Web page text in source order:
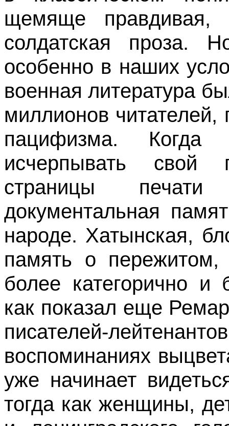
щемяще правдивая,
солдатская
особенно в наших
военная литература
миллионов
пацифизма. Когда
исчерпывать свой
страницы печати
документальная
народе. Хатынская,
память о
более категорично и
как показал еще
писателей-
воспоминаниях
уже начинает
тогда как женщины,